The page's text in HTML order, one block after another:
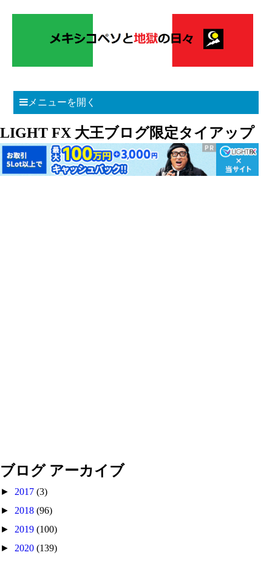
メニューを開く
LIGHT FX 大王ブログ限定タイアップ
ブログ アーカイブ
► 2017 (3)
► 2018 (96)
► 2019 (100)
► 2020 (139)